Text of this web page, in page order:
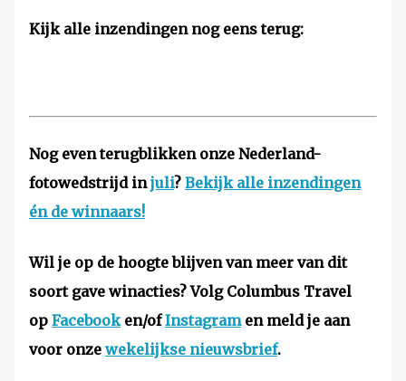
Kijk alle inzendingen nog eens terug:
Nog even terugblikken onze Nederland-
fotowedstrijd injuli? Bekijk alle inzendingen
én de winnaars!
Wil je op de hoogte blijven van meer van dit
soort gave winacties? Volg Columbus Travel
op Facebooken/ofInstagramen meld je aan
voor onze wekelijkse nieuwsbrief.